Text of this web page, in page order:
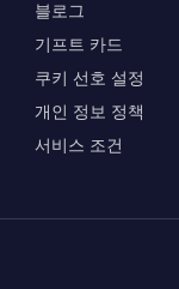
블로그
기프트 카드
쿠키 선호 설정
개인 정보 정책
서비스 조건